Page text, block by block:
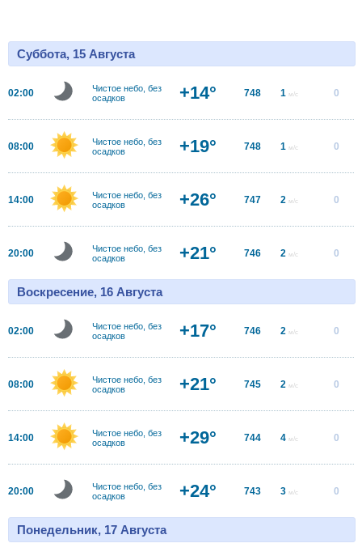
Суббота, 15 Августа
02:00
Чистое небо, без
осадков
+14° 748 1 м/с 0
08:00
Чистое небо, без
осадков
+19° 748 1 м/с 0
14:00
Чистое небо, без
осадков
+26° 747 2 м/с 0
20:00
Чистое небо, без
осадков
+21° 746 2 м/с 0
Воскресение, 16 Августа
02:00
Чистое небо, без
осадков
+17° 746 2 м/с 0
08:00
Чистое небо, без
осадков
+21° 745 2 м/с 0
14:00
Чистое небо, без
осадков
+29° 744 4 м/с 0
20:00
Чистое небо, без
осадков
+24° 743 3 м/с 0
Понедельник, 17 Августа